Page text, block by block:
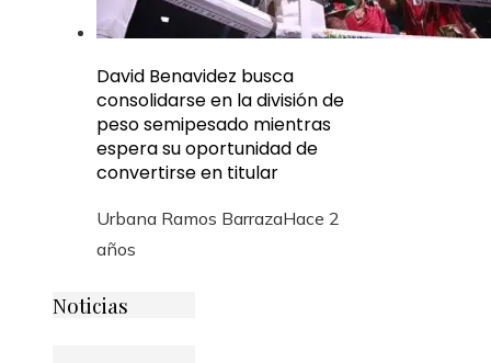
David Benavidez busca
consolidarse en la división de
peso semipesado mientras
espera su oportunidad de
convertirse en titular
Urbana Ramos BarrazaHace 2
años
Noticias